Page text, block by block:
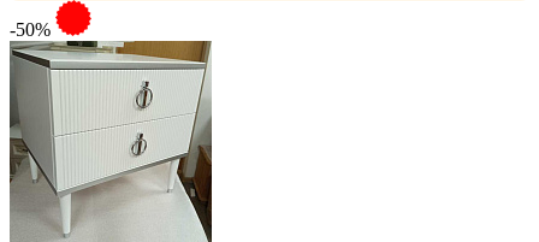
-50%